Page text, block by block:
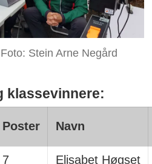
Foto: Stein Arne Negård
klassevinnere:
Poster Navn
7
Elisabet Høgset